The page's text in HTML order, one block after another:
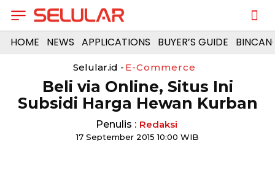
HOME NEWS APPLICATIONS BUYER’S GUIDE
Selular.id - E-Commerce
Beli via Online, Situs Ini
Subsidi Harga Hewan Kurban
Penulis : Redaksi
17 September 2015 10:00 WIB